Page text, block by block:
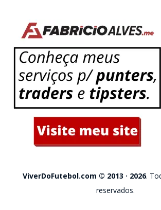
ViverDoFutebol.com © 2013 · 2026.
reservados.